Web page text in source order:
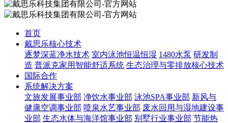
首页
戴思乐核心技术
逐梦深蓝净水技术 室内泳池恒温恒湿 1480水泵 研发制
造 普派克家用智能舒适系统 生态治理与零排放核心技术
国际合作
系统解决方案
文旅发展事业部 净饮水事业部 泳池SPA事业部 新风与
健康空调事业部 喷泉水艺事业部 废水回用与湿地建设事
业部 生态水体与海洋馆事业部 别墅行业事业部 节能热